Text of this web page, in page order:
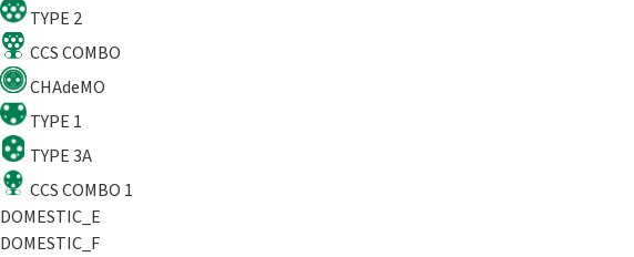
TYPE 2
CCS COMBO
CHAdeMO
TYPE 1
TYPE 3A
CCS COMBO 1
DOMESTIC_E
DOMESTIC_F